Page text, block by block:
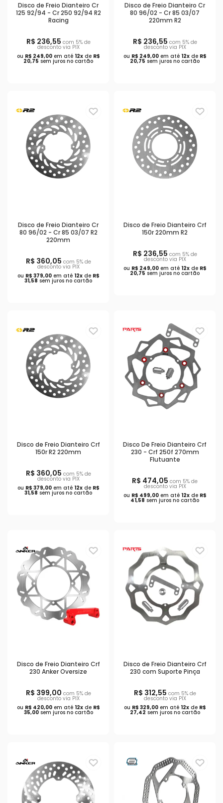
Disco de Freio Dianteiro Cr
125 92/94 - Cr 250 92/94 R2
Racing
R$ 236,55 com 5% de
desconto via PIX
ou R$ 249,00em até 12xde R$
20,75 sem juros no cartão
Disco de Freio Dianteiro Cr
80 96/02 - Cr 85 03/07
220mm R2
R$ 236,55 com 5% de
desconto via PIX
ou R$ 249,00em até 12xde R$
20,75 sem juros no cartão
Disco de Freio Dianteiro Cr
80 96/02 - Cr 85 03/07 R2
220mm
R$ 360,05 com 5% de
desconto via PIX
ou R$ 379,00em até 12xde R$
31,58 sem juros no cartão
Disco de Freio Dianteiro Crf
150r 220mm R2
R$ 236,55 com 5% de
desconto via PIX
ou R$ 249,00em até 12xde R$
20,75 sem juros no cartão
Disco de Freio Dianteiro Crf
150r R2 220mm
R$ 360,05 com 5% de
desconto via PIX
ou R$ 379,00em até 12xde R$
31,58 sem juros no cartão
Disco De Freio Dianteiro Crf
230 - Crf 250f 270mm
Flutuante
R$ 474,05 com 5% de
desconto via PIX
ou R$ 499,00em até 12xde R$
41,58 sem juros no cartão
Disco de Freio Dianteiro Crf
230 Anker Oversize
R$ 399,00 com 5% de
desconto via PIX
ou R$ 420,00em até 12xde R$
35,00sem juros no cartão
Disco de Freio Dianteiro Crf
230 com Suporte Pinça
R$ 312,55 com 5% de
desconto via PIX
ou R$ 329,00em até 12xde R$
27,42 sem juros no cartão